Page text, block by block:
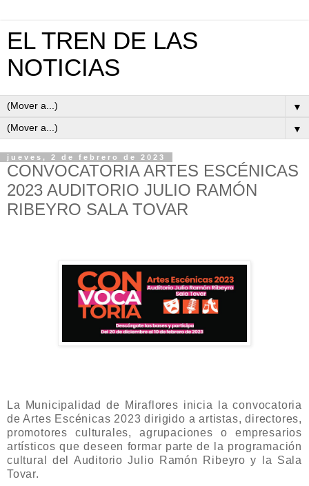
EL TREN DE LAS
NOTICIAS
▼
▼
jueves, 2 de febrero de 2023
CONVOCATORIA ARTES ESCÉNICAS
2023 AUDITORIO JULIO RAMÓN
RIBEYRO SALA TOVAR
La Municipalidad de Miraflores inicia la convocatoria
de Artes Escénicas 2023 dirigido a artistas, directores,
promotores culturales, agrupaciones o empresarios
artísticos que deseen formar parte de la programación
cultural del Auditorio Julio Ramón Ribeyro y la Sala
Tovar.